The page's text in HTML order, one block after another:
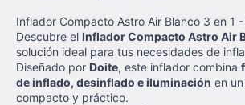
Inflador Compacto Astro Air Blanco 3 en 1
Descubre el Inflador Compacto Astro Air
solución ideal para tus necesidades de
Diseñado por Doite, este inflador combina
de inflado, desinflado e iluminación en
compacto y práctico.